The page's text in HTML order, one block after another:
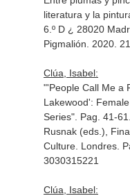
literatura y la
6.º D ¿ 28020
Pigmalión. 2020.
Clúa, Isabel:
"'People Call Me a
Lakewood':
Series". Pag. 41-61.
Rusnak (eds.),
Culture. Londres.
3030315221
Clúa, Isabel: